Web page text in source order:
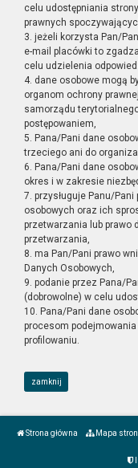
celu udostępniania
prawnych
3. jeżeli korzysta Pan/
e-mail placówki to
celu udzielenia
4. dane osobowe mogą
organom ochrony
samorządu
postępowaniem,
5. Pana/Pani dane
trzeciego ani do
6. Pana/Pani dane
okres i w zakresie
7. przysługuje Panu/
osobowych oraz ich
przetwarzania lub prawo
przetwarzania,
8. ma Pan/Pani prawo
Danych Osobowych,
9. podanie przez Pana/
(dobrowolne) w celu
10. Pana/Pani dane
procesom
profilowaniu.
zamknij
Strona główna Mapa